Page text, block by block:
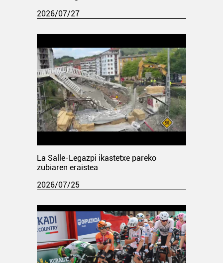
2026/07/27
La Salle-Legazpi ikastetxe pareko
zubiaren eraistea
2026/07/25